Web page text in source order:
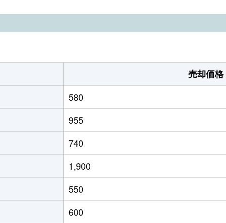
新井(新潟) 徒歩13分 155m² -
新井(新潟) 徒歩8分 175m²
妙高高原 徒歩45分 490m²
妙高高原 徒歩1時間15分 1300m²
北新井 徒歩9分 1700m²
売却価格
580
955
740
1,900
550
600